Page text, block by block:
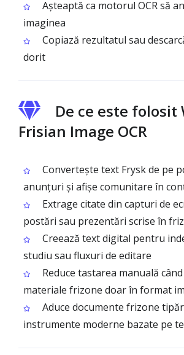
Așteaptă ca motorul OCR să
imaginea
Copiază rezultatul sau
dorit
De ce este folosit
Frisian Image OCR
Convertește text Frysk de pe
anunțuri și afișe comunitare în
Extrage citate din capturi de
postări sau prezentări scrise în
Creează text digital pentru
studiu sau fluxuri de editare
Reduce tastarea manuală
materiale frizone doar în format
Aduce documente frizone
instrumente moderne bazate pe